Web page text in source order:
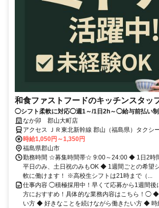
和食ファストフードのキッチンスタッ
◯シフト柔軟に対応◯週1～/1日2h～◯給与前払い
（食事補助）あり
なか卯 郡山大町店
アクセス ＪＲ東北新幹線 郡山（福島県）タクシ
約4分、ＪＲ東北本線 郡山（福島県）タクシープ
分、ＪＲ磐越西線 郡山（福島県）タクシープール
時給1,050円～1,350円
福島県郡山市
勤務時間 ☆募集時間帯☆ 9:00～24:00 ◆ 1日2時
平日のみ、土日祝のみもOK ◆ 1週間ごとの希望
軟に働けます！ ※高校生シフトは21時まで（...
仕事内容 ◯積極採用中！早くて応募から1週間後
方におすすめ！具体的な業務内容はこちら！◯
い方 ◆ 好きなことを続けながら働きたい方 ◆ 時